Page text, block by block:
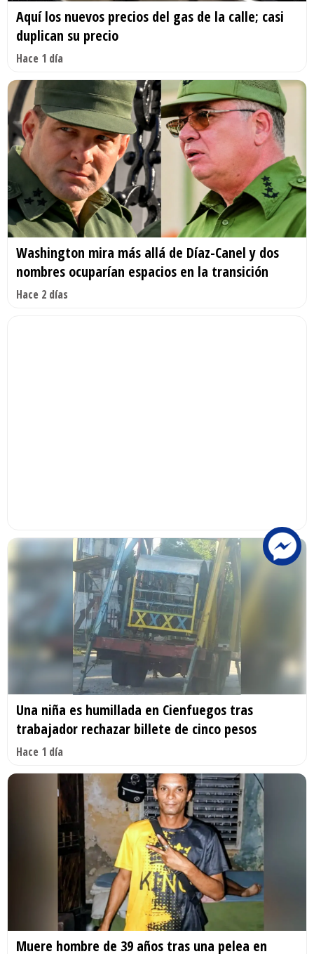
Aquí los nuevos precios del gas de la calle; casi
duplican su precio
Hace 1 día
Washington mira más allá de Díaz-Canel y dos
nombres ocuparían espacios en la transición
Hace 2 días
Una niña es humillada en Cienfuegos tras
trabajador rechazar billete de cinco pesos
Hace 1 día
Muere hombre de 39 años tras una pelea en